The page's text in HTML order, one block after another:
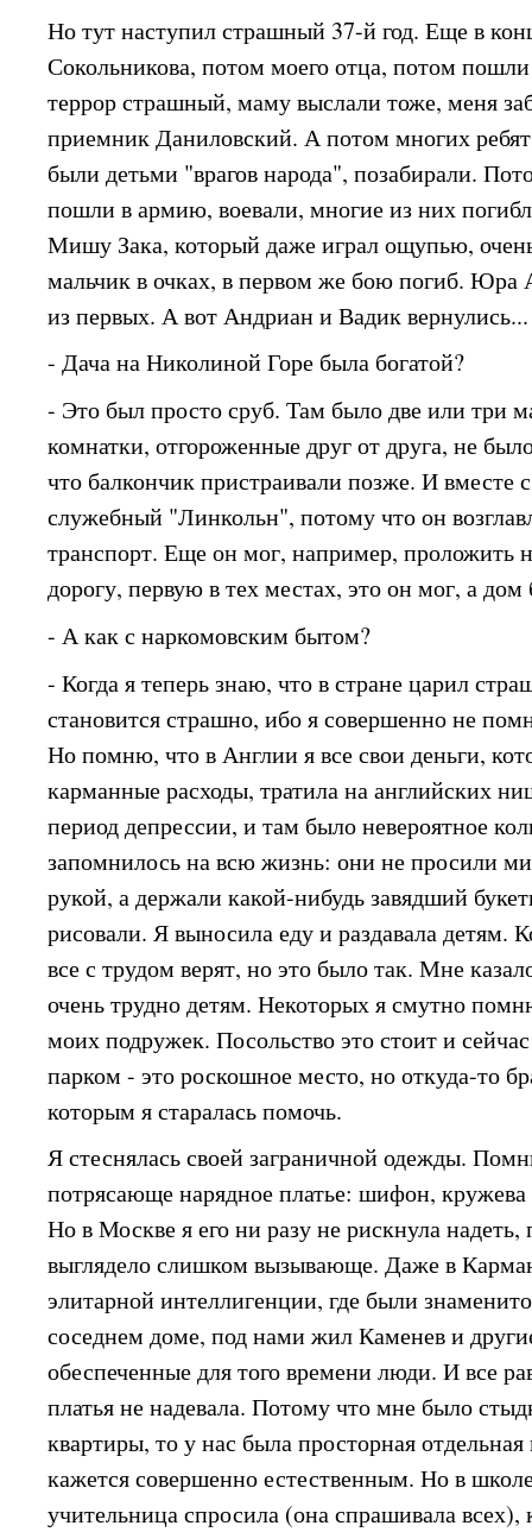
Но тут наступил страшный 37-й год. Еще в
Сокольникова, потом моего отца, потом
террор страшный, маму выслали тоже, меня
приемник Даниловский. А потом многих
были детьми "врагов народа", позабирали.
пошли в армию, воевали, многие из них
Мишу Зака, который даже играл ощупью,
мальчик в очках, в первом же бою погиб. Юра
из первых. А вот Андриан и Вадик вернулись...
- Дача на Николиной Горе была богатой?
- Это был просто сруб. Там было две или три
комнатки, отгороженные друг от друга, не
что балкончик пристраивали позже. И вместе
служебный "Линкольн", потому что он
транспорт. Еще он мог, например, проложить
дорогу, первую в тех местах, это он мог, а
- А как с наркомовским бытом?
- Когда я теперь знаю, что в стране царил
становится страшно, ибо я совершенно не
Но помню, что в Англии я все свои деньги,
карманные расходы, тратила на английских
период депрессии, и там было невероятное
запомнилось на всю жизнь: они не просили
рукой, а держали какой-нибудь завядший
рисовали. Я выносила еду и раздавала детям.
все с трудом верят, но это было так. Мне
очень трудно детям. Некоторых я смутно
моих подружек. Посольство это стоит и
парком - это роскошное место, но откуда-то
которым я старалась помочь.
Я стеснялась своей заграничной одежды.
потрясающе нарядное платье: шифон,
Но в Москве я его ни разу не рискнула
выглядело слишком вызывающе. Даже в
элитарной интеллигенции, где были
соседнем доме, под нами жил Каменев и
обеспеченные для того времени люди. И все
платья не надевала. Потому что мне было
квартиры, то у нас была просторная отдельная
кажется совершенно естественным. Но в
учительница спросила (она спрашивала всех),